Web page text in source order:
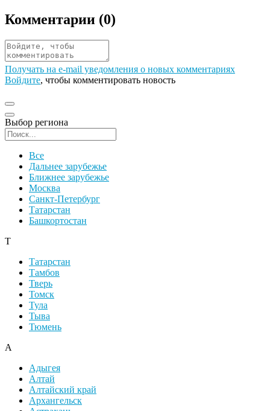
Комментарии (0)
Получать на e‑mail уведомления о новых комментариях
Войдите, чтобы комментировать новость
Выбор региона
Все
Дальнее зарубежье
Ближнее зарубежье
Москва
Санкт-Петербург
Татарстан
Башкортостан
Т
Татарстан
Тамбов
Тверь
Томск
Тула
Тыва
Тюмень
А
Адыгея
Алтай
Алтайский край
Архангельск